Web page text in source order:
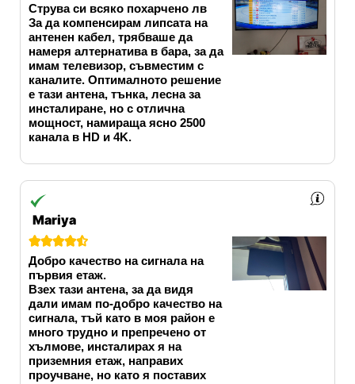
Струва си всяко похарчено лв
За да компенсирам липсата на
антенен кабел, трябваше да
намеря алтернатива в бара, за да
имам телевизор, съвместим с
каналите. Оптималното решение
е тази антена, тънка, лесна за
инсталиране, но с отлична
мощност, намираща ясно 2500
канала в HD и 4K.
Mariya

Добро качество на сигнала на
първия етаж.
Взех тази антена, за да видя
дали имам по-добро качество на
сигнала, тъй като в моя район е
много трудно и препречено от
хълмове, инсталирах я на
приземния етаж, направих
проучване, но като я поставих